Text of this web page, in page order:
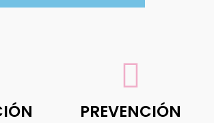
PREVENCIÓN